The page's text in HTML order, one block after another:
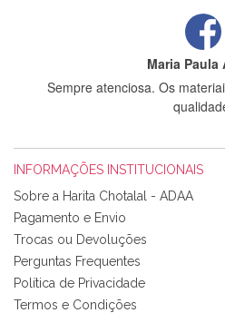
Maria Paula
Sempre atenciosa. Os
Tudo chegou em condições,
bem acondicionados. Estou
produtos adquiridos.
com um padrão e cores muito
perfeitíssima. Futuramente penso
loja, têm excelentes artigos a
INFORMAÇÕES INSTITUCIONAIS
Sobre a Harita Chotalal - ADAA
Pagamento e Envio
Trocas ou Devoluções
Perguntas Frequentes
Política de Privacidade
Termos e Condições